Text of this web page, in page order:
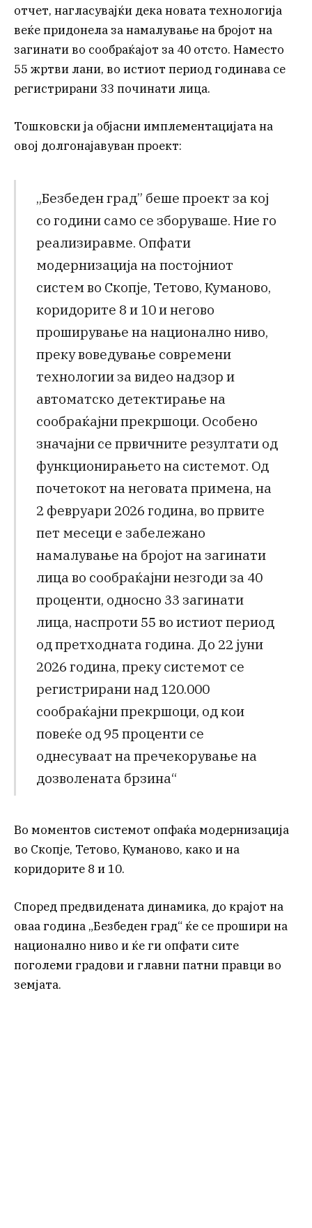
отчет, нагласувајќи дека новата технологија
веќе придонела за намалување на бројот на
загинати во сообраќајот за 40 отсто. Наместо
55 жртви лани, во истиот период годинава се
регистрирани 33 починати лица.
Тошковски ја објасни имплементацијата на
овој долгонајавуван проект:
„Безбеден град” беше проект за кој
со години само се зборуваше. Ние го
реализиравме. Опфати
модернизација на постојниот
систем во Скопје, Тетово, Куманово,
коридорите 8 и 10 и негово
проширување на национално ниво,
преку воведување современи
технологии за видео надзор и
автоматско детектирање на
сообраќајни прекршоци. Особено
значајни се првичните резултати од
функционирањето на системот. Од
почетокот на неговата примена, на
2 февруари 2026 година, во првите
пет месеци е забележано
намалување на бројот на загинати
лица во сообраќајни незгоди за 40
проценти, односно 33 загинати
лица, наспроти 55 во истиот период
од претходната година. До 22 јуни
2026 година, преку системот се
регистрирани над 120.000
сообраќајни прекршоци, од кои
повеќе од 95 проценти се
однесуваат на пречекорување на
дозволената брзина“
Во моментов системот опфаќа модернизација
во Скопје, Тетово, Куманово, како и на
коридорите 8 и 10.
Според предвидената динамика, до крајот на
оваа година „Безбеден град“ ќе се прошири на
национално ниво и ќе ги опфати сите
поголеми градови и главни патни правци во
земјата.